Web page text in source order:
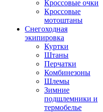
Кроссовые очки
Кроссовые
мотоштаны
Снегоходная
экипировка
Куртки
Штаны
Перчатки
Комбинезоны
Шлемы
Зимние
подшлемники и
термобелье